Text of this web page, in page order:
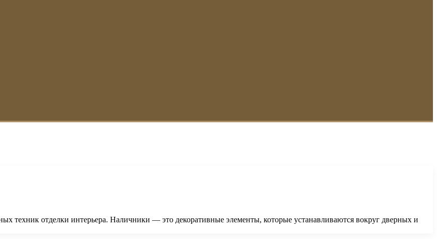
техник отделки интерьера. Наличники — это декоративные элементы, которые устанавливаются вокруг дверных и